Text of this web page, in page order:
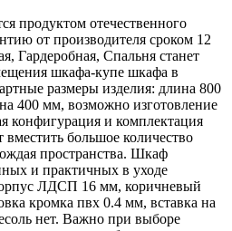
продуктом отечественного
от производителя сроком 12
Гардеробная, Спальня станет
шкафа-купе шкафа в
размеры изделия: длина 800
400 мм, возможно изготовление
конфигурация и комплектация
большое количество
пространства. Шкаф
и практичных в уходе
ЛДСП 16 мм, коричневый
кромка пвх 0.4 мм, вставка на
нет. Важно при выборе